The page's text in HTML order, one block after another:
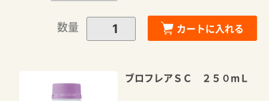
数量 カートに入れる
ブロフレアＳＣ ２５０mＬ